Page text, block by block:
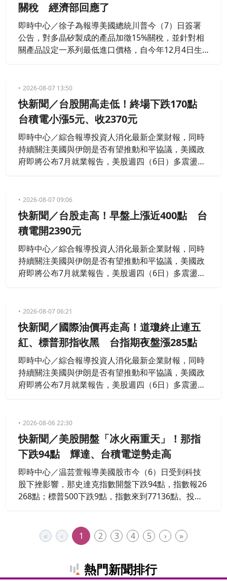
關稅 經濟部回應了
即時中心／徐子為報導美國總統川普今（7）日簽署
公告，對多晶矽製成的產品加徵15%關稅，並針對相
關產品設定一系列最低進口價格，自今年12月4日生
2026-08-07 13:50
快新聞／台股開高走低！終場下跌170點
台積電小漲5元、收2370元
即時中心／綜合報導投資人消化最新企業財報，同時
持續關注美國與伊朗是否有望推動和平協議，美國政
府即將公布7月就業報告，美股週四（6日）多震盪收
場指數就以44,225.91點作收、下滑170.79點，跌幅0.
38％，成交量8,192.04億元。台積電（2330）終場小
漲5元、收在2,370元。
2026-08-07 09:06
快新聞／台股走高！早盤上漲近400點 台
積電開2390元
即時中心／綜合報導投資人消化最新企業財報，同時
持續關注美國與伊朗是否有望推動和平協議，美國政
府即將公布7月就業報告，美股週四（6日）多震盪收
64點。台積電（2330）今以2,390元開出、漲25元。
2026-08-07 06:21
快新聞／國際油價再走高！道瓊終止連五
紅、標普那指收黑 台指期夜盤漲285點
即時中心／綜合報導投資人消化最新企業財報，同時
持續關注美國與伊朗是否有望推動和平協議，美國政
府即將公布7月就業報告，美股週四（6日）多震盪收
主的那斯達克指數微跌0.06％；費城半導體指數小漲
0.33％。另台指期盤後終場上漲285點、0.64％，收
在44,543點。
2026-08-06 22:30
快新聞／美股開盤「冰火兩重天」！那指
下跌94點 輝達、台積電逆勢走高
即時中心／温芸萱報導美國股市今（6）日受到科技
股下挫影響，那史達克指數開盤下跌94點，指數報26
268點；標普500下跌9點，指數來到77136點。投資
到221.91美元。台積電ADR漲1.1%，來到418.59美
« ‹ 1 2 3 4 5 › »
熱門新聞排行